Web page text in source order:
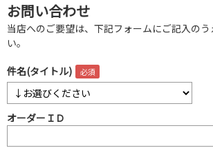
お問い合わせ
当店へのご要望は、下記フォームにご記入の
い。
件名(タイトル)
オーダーＩＤ